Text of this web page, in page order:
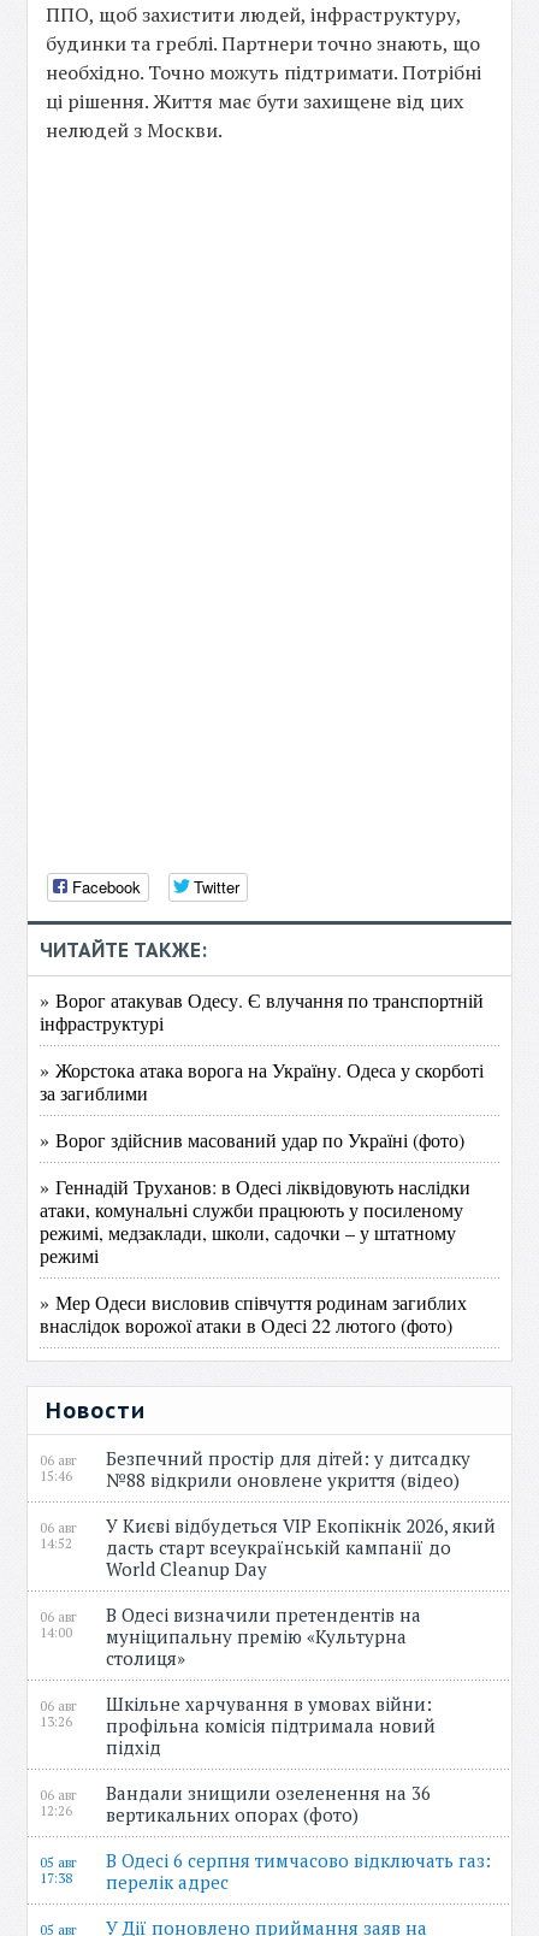
ППО, щоб захистити людей, інфраструктуру,
будинки та греблі. Партнери точно знають, що
необхідно. Точно можуть підтримати. Потрібні
ці рішення. Життя має бути захищене від цих
нелюдей з Москви.
Facebook Twitter
ЧИТАЙТЕ ТАКЖЕ:
» Ворог атакував Одесу. Є влучання по транспортній
інфраструктурі
» Жорстока атака ворога на Україну. Одеса у скорботі
за загиблими
» Ворог здійснив масований удар по Україні (фото)
» Геннадій Труханов: в Одесі ліквідовують наслідки
атаки, комунальні служби працюють у посиленому
режимі, медзаклади, школи, садочки – у штатному
режимі
» Мер Одеси висловив співчуття родинам загиблих
внаслідок ворожої атаки в Одесі 22 лютого (фото)
Новости
06 авг
15:46
Безпечний простір для дітей: у дитсадку
№88 відкрили оновлене укриття (відео)
06 авг
14:52
У Києві відбудеться VIP Екопікнік 2026, який
дасть старт всеукраїнській кампанії до
World Cleanup Day
06 авг
14:00
В Одесі визначили претендентів на
муніципальну премію «Культурна
столиця»
06 авг
13:26
Шкільне харчування в умовах війни:
профільна комісія підтримала новий
підхід
06 авг
12:26
Вандали знищили озеленення на 36
вертикальних опорах (фото)
05 авг
17:38
В Одесі 6 серпня тимчасово відключать газ:
перелік адрес
05 авг У Дії поновлено приймання заяв на